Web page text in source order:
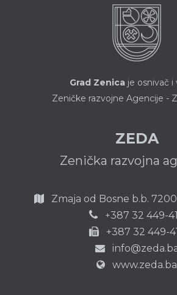
Grad Zenica je osnivač i
Zeničke razvojne Agencije -
ZEDA
Zenička razvojna
Zmaja od Bosne b.b.
+387 32 449-
+387 32 449-
www.zeda.ba